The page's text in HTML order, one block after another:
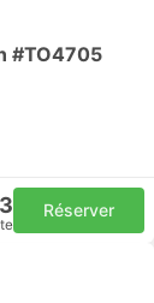
#TO4705
Réserver